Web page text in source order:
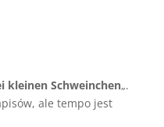
kleinen Schweinchen„.
ale tempo jest